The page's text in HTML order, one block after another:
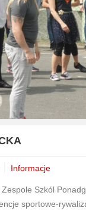
Informacje
Szkól
sportowe-